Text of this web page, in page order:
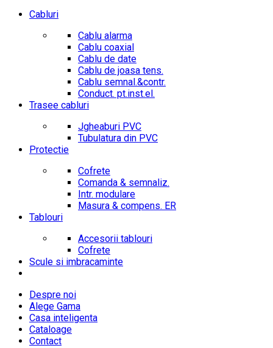
Cabluri
Cablu alarma
Cablu coaxial
Cablu de date
Cablu de joasa tens.
Cablu semnal.&contr.
Conduct. pt.inst.el.
Trasee cabluri
Jgheaburi PVC
Tubulatura din PVC
Protectie
Cofrete
Comanda & semnaliz.
Intr. modulare
Masura & compens. ER
Tablouri
Accesorii tablouri
Cofrete
Scule si imbracaminte
Despre noi
Alege Gama
Casa inteligenta
Cataloage
Contact